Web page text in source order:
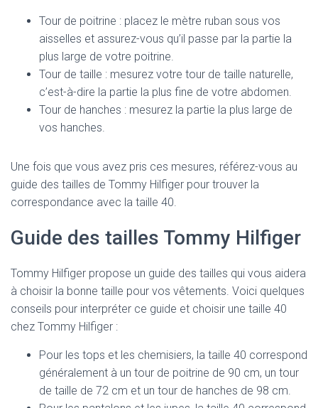
Tour de poitrine : placez le mètre ruban sous vos
aisselles et assurez-vous qu’il passe par la partie la
plus large de votre poitrine.
Tour de taille : mesurez votre tour de taille naturelle,
c’est-à-dire la partie la plus fine de votre abdomen.
Tour de hanches : mesurez la partie la plus large de
vos hanches.
Une fois que vous avez pris ces mesures, référez-vous au
guide des tailles de Tommy Hilfiger pour trouver la
correspondance avec la taille 40.
Guide des tailles Tommy Hilfiger
Tommy Hilfiger propose un guide des tailles qui vous aidera
à choisir la bonne taille pour vos vêtements. Voici quelques
conseils pour interpréter ce guide et choisir une taille 40
chez Tommy Hilfiger :
Pour les tops et les chemisiers, la taille 40 correspond
généralement à un tour de poitrine de 90 cm, un tour
de taille de 72 cm et un tour de hanches de 98 cm.